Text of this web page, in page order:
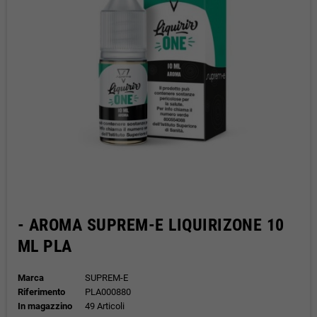
- AROMA SUPREM-E LIQUIRIZONE 10
ML PLA
Marca
SUPREM-E
Riferimento
PLA000880
In magazzino
49 Articoli